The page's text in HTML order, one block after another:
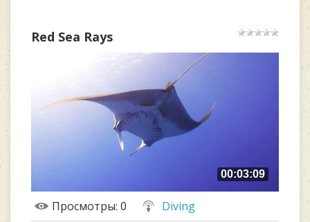
Red Sea Rays
00:03:09
Просмотры: 0
Diving